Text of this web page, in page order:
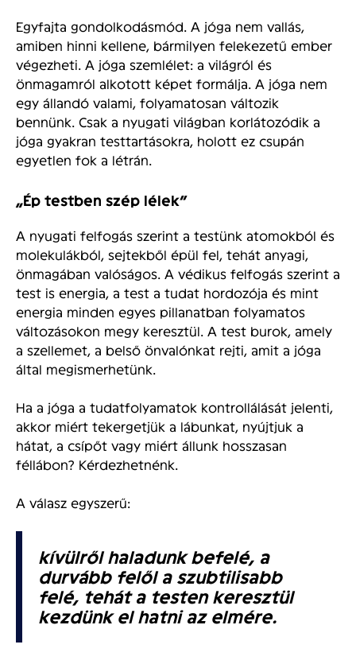
Egyfajta gondolkodásmód. A jóga nem vallás,
amiben hinni kellene, bármilyen felekezetű ember
végezheti. A jóga szemlélet: a világról és
önmagamról alkotott képet formálja. A jóga nem
egy állandó valami, folyamatosan változik
bennünk. Csak a nyugati világban korlátozódik a
jóga gyakran testtartásokra, holott ez csupán
egyetlen fok a létrán.
„Ép testben szép lélek”
A nyugati felfogás szerint a testünk atomokból és
molekulákból, sejtekből épül fel, tehát anyagi,
önmagában valóságos. A védikus felfogás szerint a
test is energia, a test a tudat hordozója és mint
energia minden egyes pillanatban folyamatos
változásokon megy keresztül. A test burok, amely
a szellemet, a belső önvalónkat rejti, amit a jóga
által megismerhetünk.
Ha a jóga a tudatfolyamatok kontrollálását jelenti,
akkor miért tekergetjük a lábunkat, nyújtjuk a
hátat, a csípőt vagy miért állunk hosszasan
féllábon? Kérdezhetnénk.
A válasz egyszerű:
kívülről haladunk befelé, a
durvább felől a szubtilisabb
felé, tehát a testen keresztül
kezdünk el hatni az elmére.